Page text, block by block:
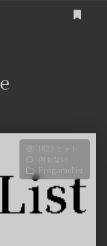
1823 ヒット
何もない
ErogameList